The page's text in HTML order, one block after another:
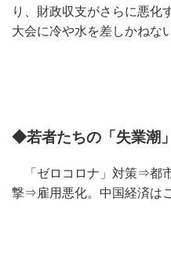
り、財政収支がさらに悪化
大会に冷や水を差しかねない
◆若者たちの「失業潮
「ゼロコロナ」対策⇒都
撃⇒雇用悪化。中国経済は